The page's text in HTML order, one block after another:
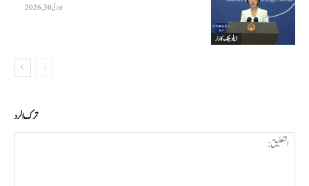
ڈپلومیٹک کارنر
جولائی 30, 2026
ترك الرد